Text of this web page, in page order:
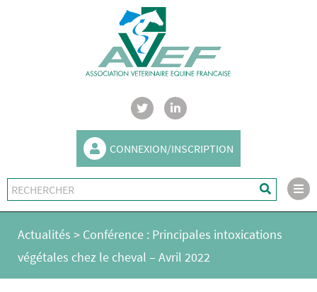
CONNEXION/INSCRIPTION
Actualités > Conférence : Principales intoxications
végétales chez le cheval – Avril 2022